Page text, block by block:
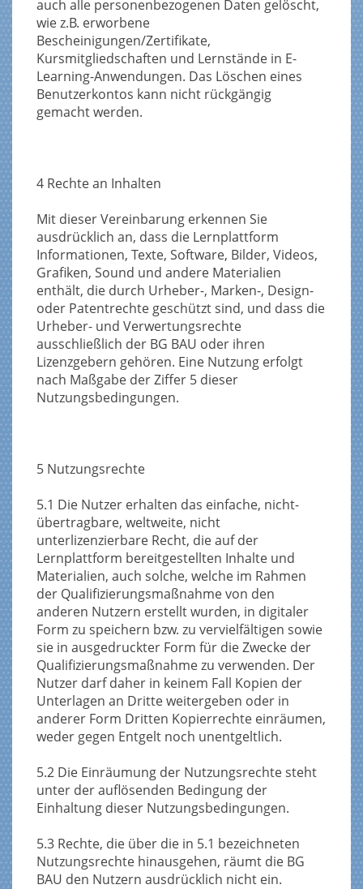
auch alle personenbezogenen Daten gelöscht,
wie z.B. erworbene
Bescheinigungen/Zertifikate,
Kursmitgliedschaften und Lernstände in E-
Learning-Anwendungen. Das Löschen eines
Benutzerkontos kann nicht rückgängig
gemacht werden.
4 Rechte an Inhalten
Mit dieser Vereinbarung erkennen Sie
ausdrücklich an, dass die Lernplattform
Informationen, Texte, Software, Bilder, Videos,
Grafiken, Sound und andere Materialien
enthält, die durch Urheber-, Marken-, Design-
oder Patentrechte geschützt sind, und dass die
Urheber- und Verwertungsrechte
ausschließlich der BG BAU oder ihren
Lizenzgebern gehören. Eine Nutzung erfolgt
nach Maßgabe der Ziffer 5 dieser
Nutzungsbedingungen.
5 Nutzungsrechte
5.1 Die Nutzer erhalten das einfache, nicht-
übertragbare, weltweite, nicht
unterlizenzierbare Recht, die auf der
Lernplattform bereitgestellten Inhalte und
Materialien, auch solche, welche im Rahmen
der Qualifizierungsmaßnahme von den
anderen Nutzern erstellt wurden, in digitaler
Form zu speichern bzw. zu vervielfältigen sowie
sie in ausgedruckter Form für die Zwecke der
Qualifizierungsmaßnahme zu verwenden. Der
Nutzer darf daher in keinem Fall Kopien der
Unterlagen an Dritte weitergeben oder in
anderer Form Dritten Kopierrechte einräumen,
weder gegen Entgelt noch unentgeltlich.
5.2 Die Einräumung der Nutzungsrechte steht
unter der auflösenden Bedingung der
Einhaltung dieser Nutzungsbedingungen.
5.3 Rechte, die über die in 5.1 bezeichneten
Nutzungsrechte hinausgehen, räumt die BG
BAU den Nutzern ausdrücklich nicht ein.